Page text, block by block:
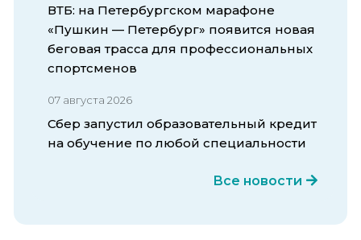
ВТБ: на Петербургском марафоне
«Пушкин — Петербург» появится новая
беговая трасса для профессиональных
спортсменов
07 августа 2026
Сбер запустил образовательный кредит
на обучение по любой специальности
Все новости